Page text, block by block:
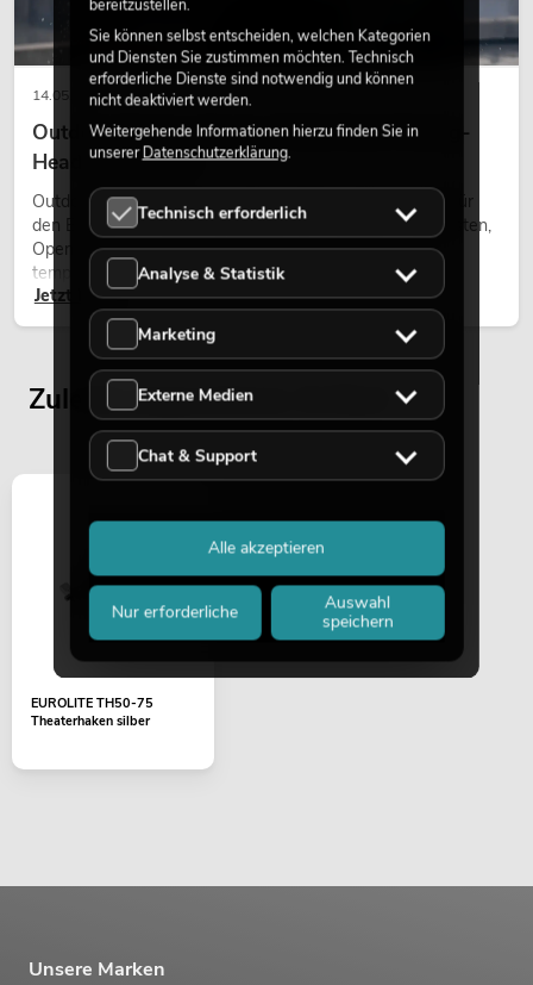
14.05.2026
Outdoor Moving-Heads: Wetterfeste Moving-
Heads bei Events
Outdoor Moving-Heads sind bewegliche Scheinwerfer für
den Einsatz im Freien. Sie werden bei Festivals, Stadtfesten,
Open-Air-Konzerten, Architekturinszenierungen und
temporären Außeninstallationen eingesetzt.
Jetzt lesen
Zuletzt angesehene Artikel
EUROLITE TH50-75
Theaterhaken silber
Unsere Marken
bereitzustellen.
Sie können selbst entscheiden, welchen Kategorien
und Diensten Sie zustimmen möchten. Technisch
erforderliche Dienste sind notwendig und können
nicht deaktiviert werden.
Weitergehende Informationen hierzu finden Sie in
unsererDatenschutzerklärung.
Technisch erforderlich
Analyse & Statistik
Marketing
Externe Medien
Chat & Support
Nur erforderliche
Auswahl
speichern
Alle akzeptieren